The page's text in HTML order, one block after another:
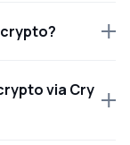
via Cry